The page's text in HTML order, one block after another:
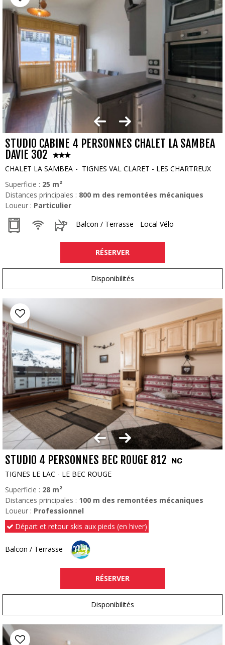
STUDIO CABINE 4 PERSONNES CHALET LA SAMBEA
DAVIE 302
CHALET LA SAMBEA
TIGNES VAL CLARET - LES CHARTREUX
Superficie : 25 m²
Distances principales : 800 m des remontées mécaniques
Loueur : Particulier
Balcon / Terrasse
Local Vélo
RÉSERVER
Disponibilités
STUDIO 4 PERSONNES BEC ROUGE 812
TIGNES LE LAC - LE BEC ROUGE
Superficie : 28 m²
Distances principales : 100 m des remontées mécaniques
Loueur : Professionnel
Départ et retour skis aux pieds (en hiver)
Balcon / Terrasse
RÉSERVER
Disponibilités